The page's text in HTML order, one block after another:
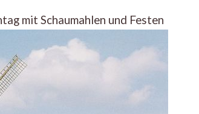
mit Schaumahlen und Festen